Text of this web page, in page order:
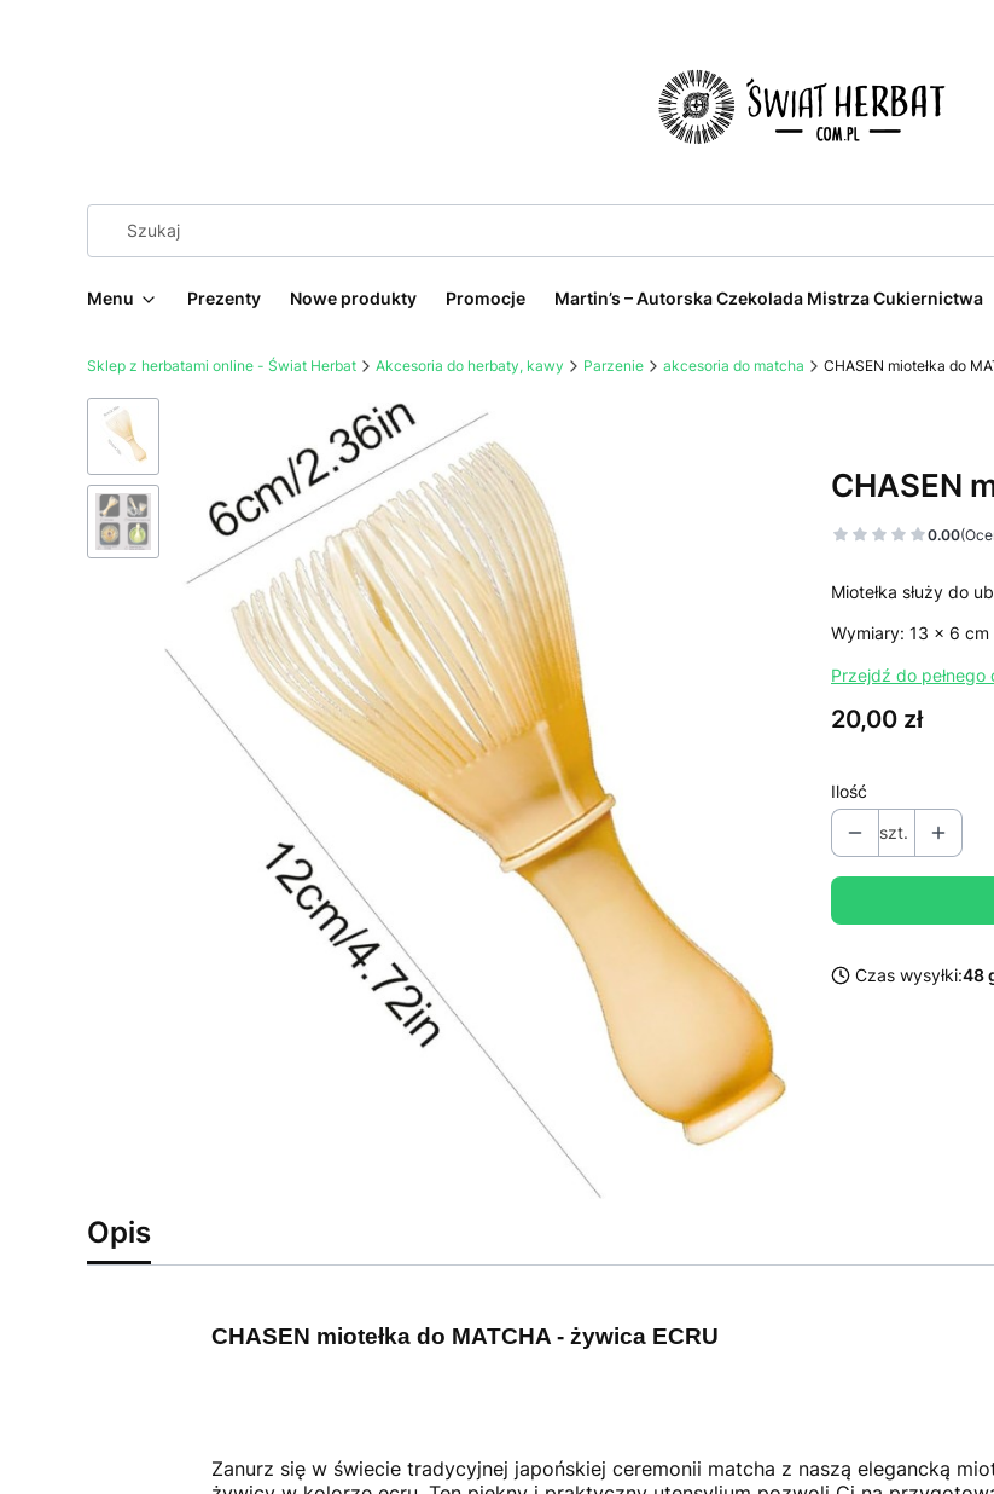
Menu Prezenty Nowe produkty Promocje Martin’s – Autorska Czekolada Mistrza Cukiernictwa
Sklep z herbatami online - Świat Herbat Akcesoria do herbaty, kawy Parzenie akcesoria do matcha CHASEN miotełka do
CHASEN
0.00
Miotełka służy do
Wymiary: 13 x 6 cm
Przejdź do pełnego
Cena
20,00 zł
Ilość
szt.
Czas wysyłki:48
Opis
CHASEN miotełka do MATCHA - żywica ECRU
Zanurz się w świecie tradycyjnej japońskiej ceremonii matcha z naszą elegancką